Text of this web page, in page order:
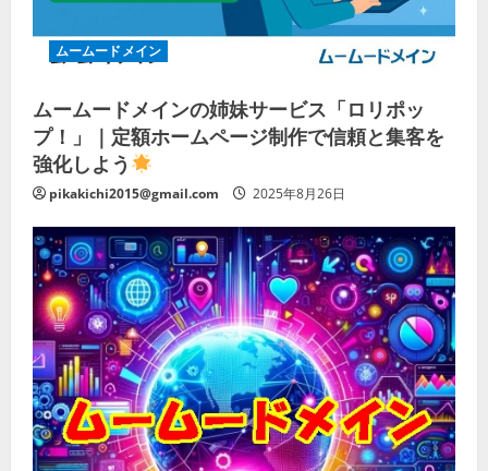
ムームードメイン
ムームードメインの姉妹サービス「ロリポッ
プ！」｜定額ホームページ制作で信頼と集客を
強化しよう
pikakichi2015@gmail.com 2025年8月26日